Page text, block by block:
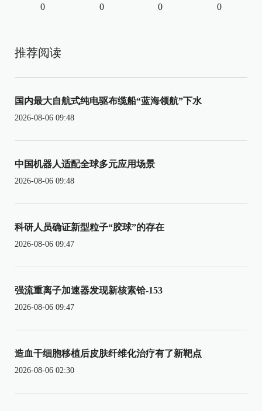
0 0 0 0
推荐阅读
国内最大自航式纯电驱布缆船“蓝海领航”下水
2026-08-06 09:48
中国机器人适配全球多元应用场景
2026-08-06 09:48
科研人员确证新型粒子“胶球”的存在
2026-08-06 09:47
强流重离子加速器发现新核素铪-153
2026-08-06 09:47
造血干细胞移植后皮肤纤维化治疗有了新靶点
2026-08-06 02:30